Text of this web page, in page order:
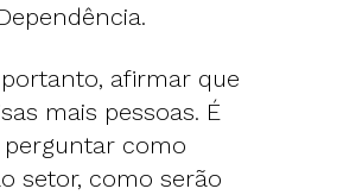
afirmar que
mais pessoas. É
perguntar como
setor, como serão